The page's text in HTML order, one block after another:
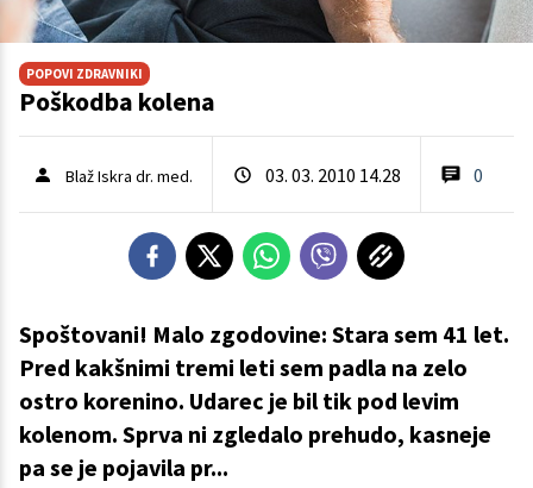
POPOVI ZDRAVNIKI
Poškodba kolena
Blaž Iskra dr. med. 03. 03. 2010 14.28 0
Spoštovani! Malo zgodovine: Stara sem 41 let.
Pred kakšnimi tremi leti sem padla na zelo
ostro korenino. Udarec je bil tik pod levim
kolenom. Sprva ni zgledalo prehudo, kasneje
pa se je pojavila pr...